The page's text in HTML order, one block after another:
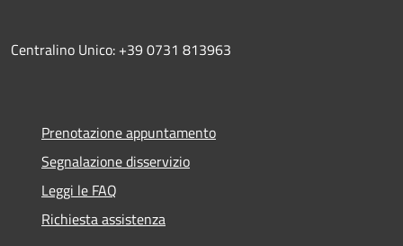
Centralino Unico: +39 0731 813963
Prenotazione appuntamento
Segnalazione disservizio
Leggi le FAQ
Richiesta assistenza